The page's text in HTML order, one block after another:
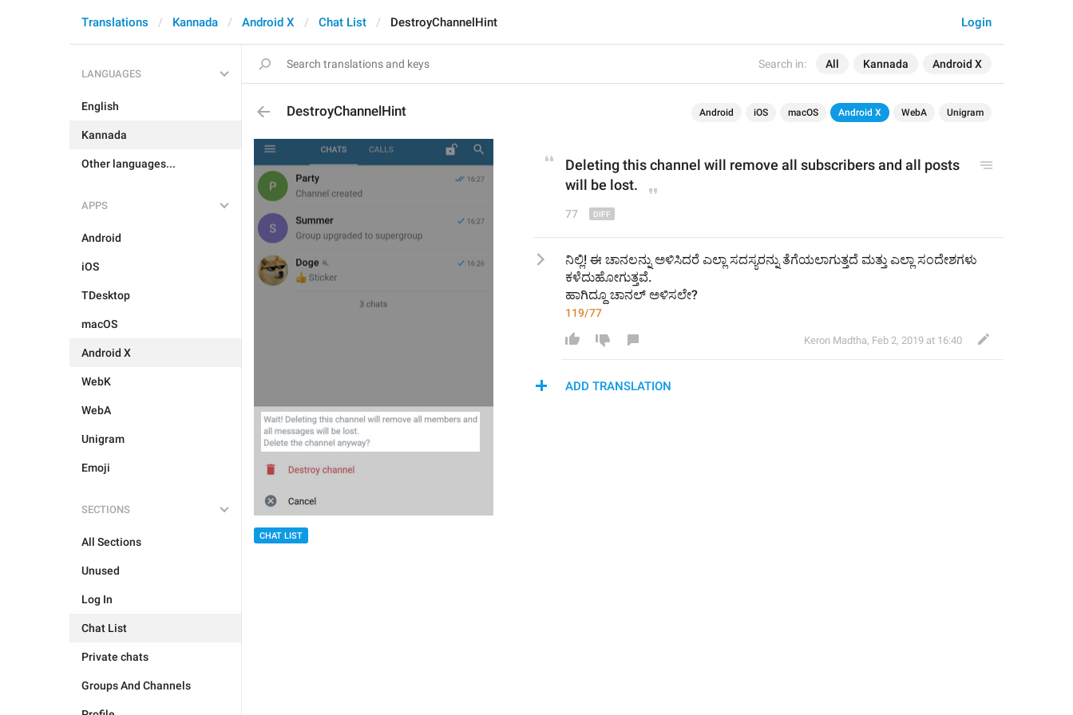
Search in: All Kannada Android X
Login
Translations Kannada Android X Chat List DestroyChannelHint
LANGUAGES
English
Kannada
Other languages...
APPS
Android
iOS
TDesktop
macOS
Android X
WebK
WebA
Unigram
Emoji
SECTIONS
All Sections
Unused
Log In
Chat List
Private chats
Groups And Channels
DestroyChannelHint Android iOS macOS Android X WebA Unigram
CHAT LIST
Deleting this channel will remove all subscribers and all posts
will be lost.
77
ನಿಲ್ಲಿ! ಈ ಚಾನಲನ್ನು ಅಳಿಸಿದರೆ ಎಲ್ಲಾ ಸದಸ್ಯರನ್ನು ತೆಗೆಯಲಾಗುತ್ತದೆ ಮತ್ತು ಎಲ್ಲಾ ಸಂದೇಶಗಳು
ಕಳೆದುಹೋಗುತ್ತವೆ.
ಹಾಗಿದ್ದೂ ಚಾನಲ್ ಅಳಿಸಲೇ?
119/77
Keron Madtha, Feb 2, 2019 at 16:40
ADD TRANSLATION